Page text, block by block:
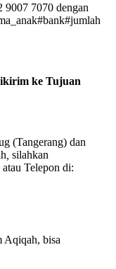
9007 7070 dengan
ke Tujuan
(Tangerang) dan
silahkan
Telepon di:
Aqiqah, bisa